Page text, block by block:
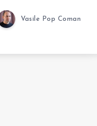
Vasile Pop Coman